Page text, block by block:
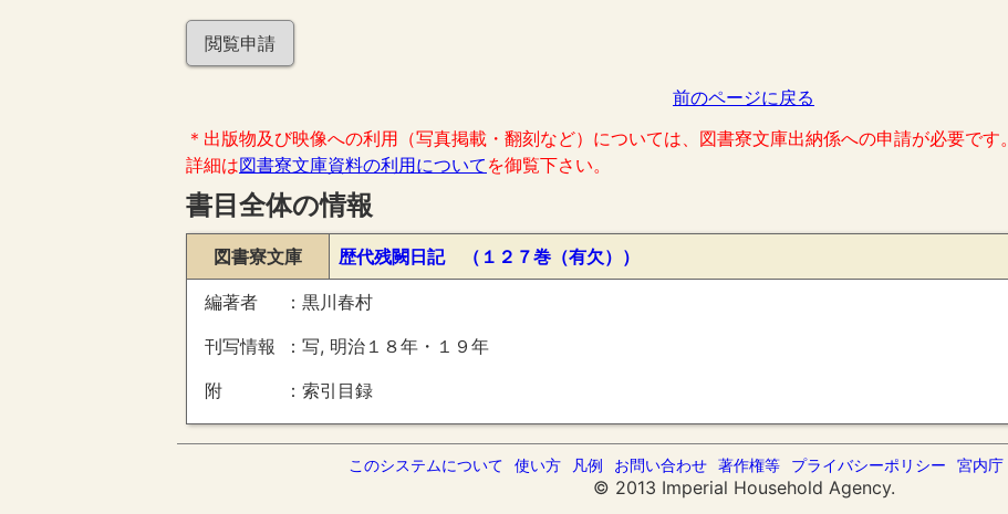
閲覧申請
前のページに戻る
＊出版物及び映像への利用（写真掲載・翻刻など）については、図書寮文庫出納係への申請が必要です。
詳細は図書寮文庫資料の利用について を御覧下さい。
書目全体の情報
図書寮文庫 歴代残闕日記 （１２７巻（有欠））
編著者
黒川春村
刊写情報
写, 明治１８年・１９年
附
索引目録
このシステムについて 使い方 凡例 お問い合わせ 著作権等 プライバシーポリシー 宮内庁
© 2013 Imperial Household Agency.